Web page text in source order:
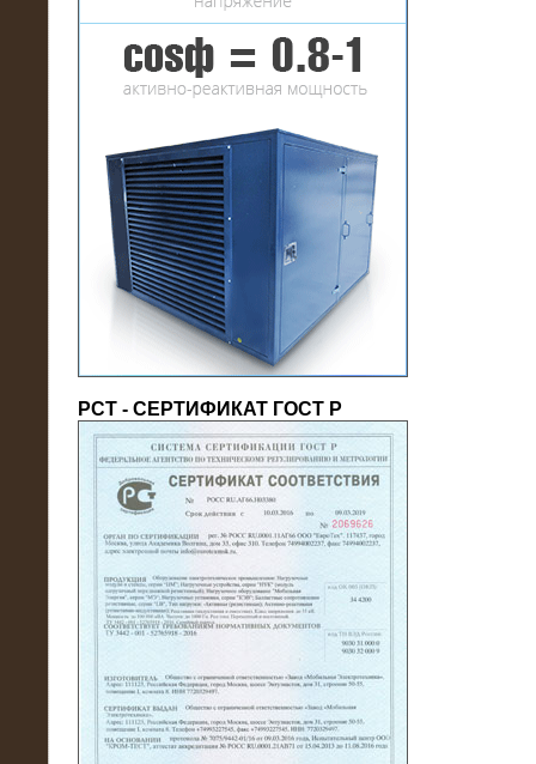
17.10.2016
Резистивный высоковольтный
нагрузочный модуль 5 МВт
(напряжение 6/10 кВ)
21.08.2016
На производственное предприятие
модули 20 МВт (0,4 кВ)
РСТ - СЕРТИФИКАТ ГОСТ Р